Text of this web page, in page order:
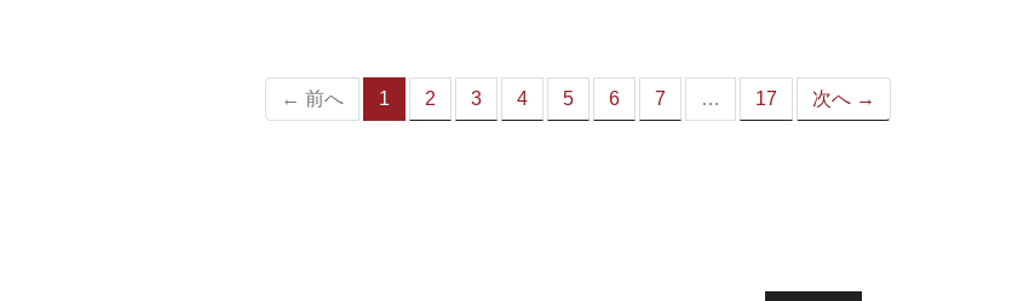
← 前へ 1
（こ
2 3 4 5 6 7 … 17 次へ →